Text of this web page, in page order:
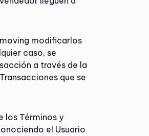
modificarlos
caso, se
a través de la
que se
los Términos y
el Usuario